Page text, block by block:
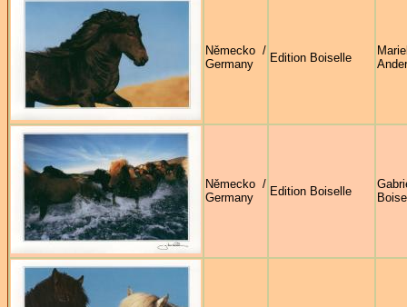
Německo /
Germany
Edition Boiselle
Německo /
Germany
Edition Boiselle